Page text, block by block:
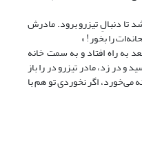
تا دنبالِ تیزرو برود. مادرش
را بخور! »
به راه افتاد و به سمت خانه
زد، مادر تیزرو در را باز
می‌خورد، اگر نخوردی تو هم با